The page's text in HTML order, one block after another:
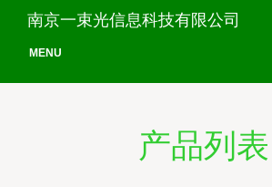
南京一束光信息科技有限公司
MENU
产品列表